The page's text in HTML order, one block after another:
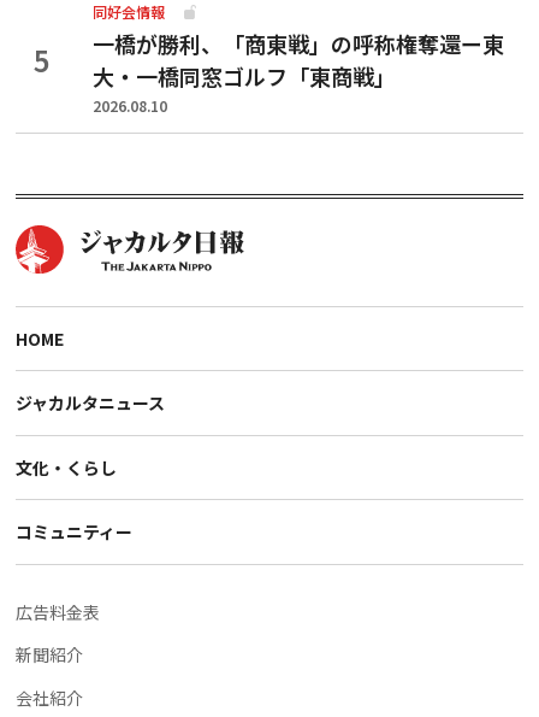
同好会情報
一橋が勝利、「商東戦」の呼称権奪還ー東
大・一橋同窓ゴルフ「東商戦」
2026.08.10
HOME
ジャカルタニュース
文化・くらし
コミュニティー
広告料金表
新聞紹介
会社紹介